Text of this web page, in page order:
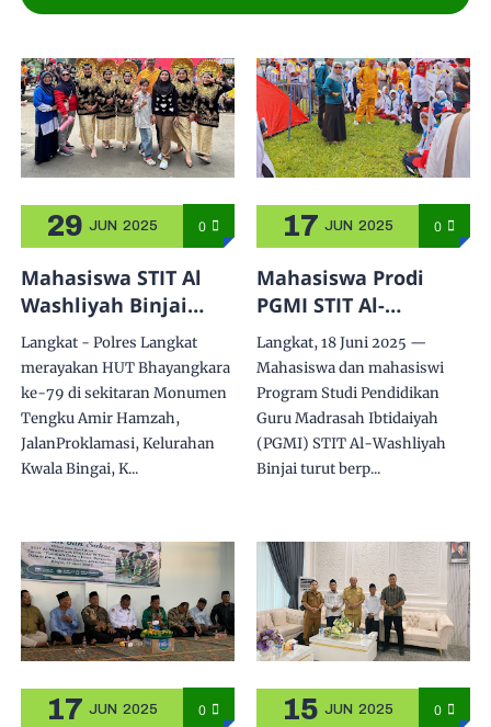
29 JUN 2025 0
Mahasiswa STIT Al
Washliyah Binjai
Tunjukkan
Kebolehan Tarian
Melayu di HUT
Bhayangkara di
Langkat
Langkat - Polres Langkat
merayakan HUT Bhayangkara
ke-79 di sekitaran Monumen
Tengku Amir Hamzah,
JalanProklamasi, Kelurahan
Kwala Bingai, K...
17 JUN 2025 0
Mahasiswa Prodi
PGMI STIT Al-
Washliyah Binjai
Melaksanakan
Sosialisasi
Penerimaan
Mahasiswa Baru
(PMB) Dalam Acara
Langkat, 18 Juni 2025 —
Mahasiswa dan mahasiswi
Program Studi Pendidikan
Guru Madrasah Ibtidaiyah
(PGMI) STIT Al-Washliyah
Binjai turut berp...
17 JUN 2025 0 15 JUN 2025 0